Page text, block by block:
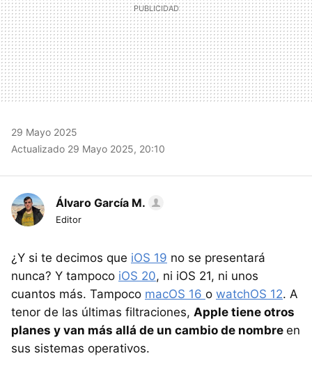
29 Mayo 2025
Actualizado 29 Mayo 2025, 20:10
Álvaro García M.
Editor
¿Y si te decimos que iOS 19 no se presentará
nunca? Y tampoco iOS 20, ni iOS 21, ni unos
cuantos más. Tampoco macOS 16 o watchOS 12. A
tenor de las últimas filtraciones, Apple tiene otros
planes y van más allá de un cambio de nombre en
sus sistemas operativos.